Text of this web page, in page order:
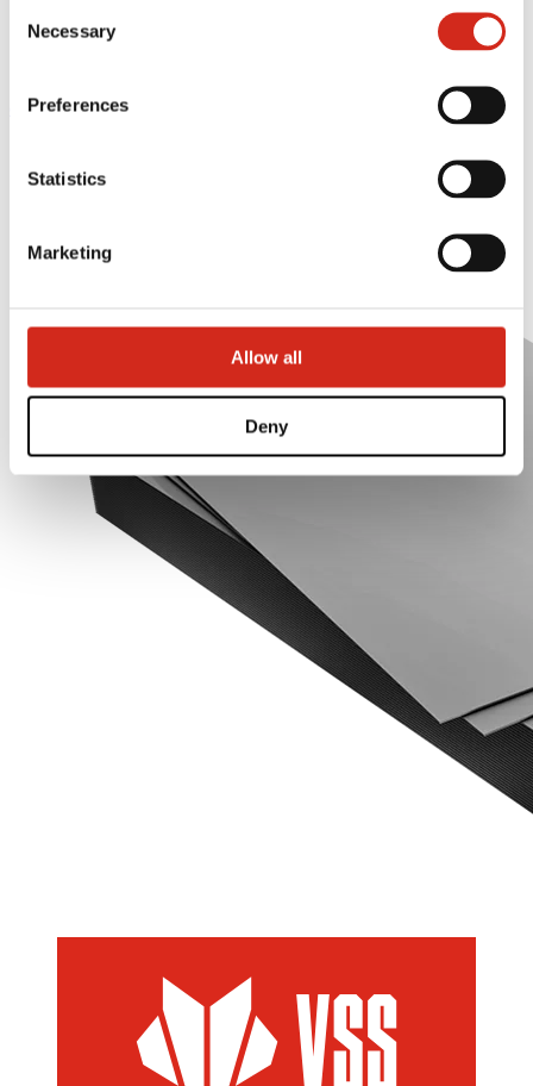
121387608.
Selection
Necessary
Preferences
Statistics
Marketing
Allow all
Deny
eProfil
Nabídka
Bydlení